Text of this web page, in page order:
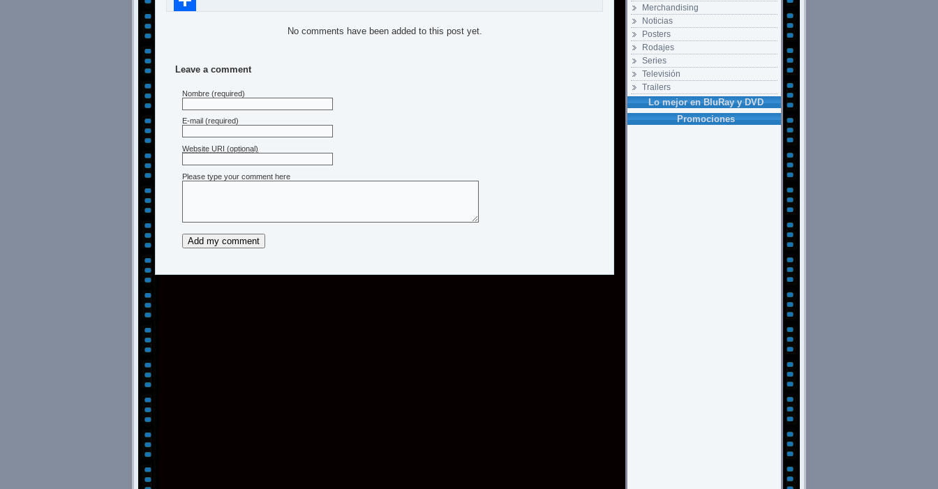
Merchandising
Noticias
Posters
Rodajes
Series
Televisión
Trailers
Lo mejor en BluRay y DVD
Promociones
No comments have been added to this post yet.
Leave a comment
Nombre (required)
E-mail (required)
Website URI (optional)
Please type your comment here